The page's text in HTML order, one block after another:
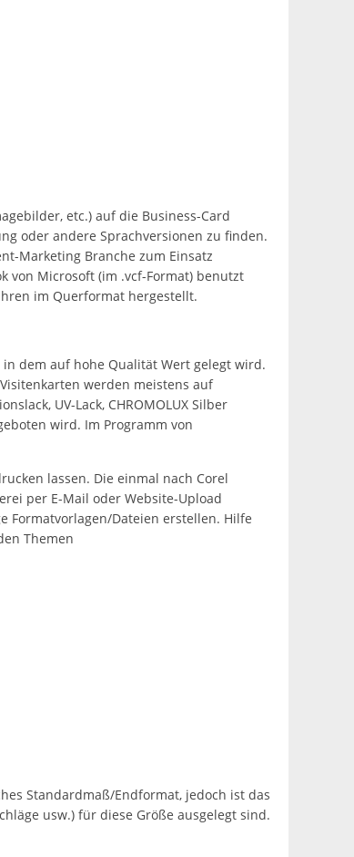
etc.) auf die Business-Card
oder andere Sprachversionen zu finden.
Marketing Branche zum Einsatz
von Microsoft (im .vcf-Format) benutzt
im Querformat hergestellt.
dem auf hohe Qualität Wert gelegt wird.
werden meistens auf
UV-Lack, CHROMOLUX Silber
wird. Im Programm von
lassen. Die einmal nach Corel
per E-Mail oder Website-Upload
Formatvorlagen/Dateien erstellen. Hilfe
Themen
Standardmaß/Endformat, jedoch ist das
usw.) für diese Größe ausgelegt sind.